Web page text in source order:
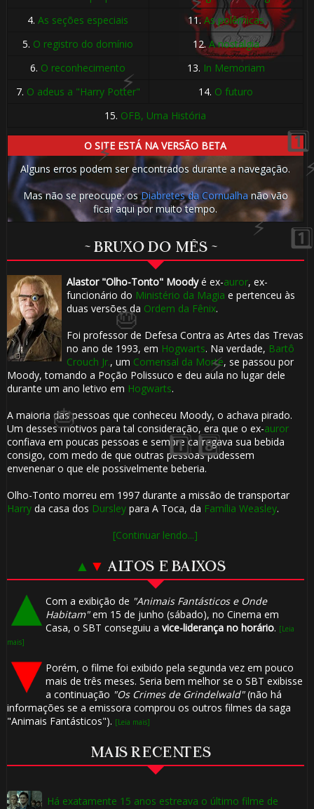
4.As seções especiais 11.As polêmicas
5. O registro do domínio 12.A nostalgia
6. O reconhecimento 13. In Memoriam
7. O adeus a "Harry Potter" 14. O futuro
15. OFB, Uma História
O SITE ESTÁ NA VERSÃO BETA
Alguns erros podem ser encontrados durante a navegação.
Mas não se preocupe: osDiabretes da Cornualha não vão
ficar aqui por muito tempo.
~ BRUXO DO MÊS ~
Alastor "Olho-Tonto" Moodyé ex-auror, ex-
funcionário do Ministério da Magia e pertenceu às
duas versões da Ordem da Fênix.
Foi professor de Defesa Contra as Artes das Trevas
no ano de 1993, em Hogwarts. Na verdade, Bartô
Crouch Jr., um Comensal da Morte, se passou por
Moody, tomando a Poção Polissuco e deu aula no lugar dele
durante um ano letivo em Hogwarts.
A maioria das pessoas que conheceu Moody, o achava pirado.
Um desses motivos para tal consideração, era que o ex-auror
confiava em poucas pessoas e sempre carregava sua bebida
consigo, com medo de que outras pessoas pudessem
envenenar o que ele possivelmente beberia.
Olho-Tonto morreu em 1997 durante a missão de transportar
Harryda casa dos Dursleypara A Toca, da Família Weasley.
[Continuar lendo...]
▲ ▼ ALTOS E BAIXOS
Com a exibição de "Animais Fantásticos e Onde
Habitam"em 15 de junho (sábado), no Cinema em
Casa, o SBT conseguiu a vice-liderança no horário. [Leia
mais]
Porém, o filme foi exibido pela segunda vez em pouco
mais de três meses. Seria bem melhor se o SBT exibisse
a continuação "Os Crimes de Grindelwald"(não há
informações se a emissora comprou os outros filmes da saga
"Animais Fantásticos"). [Leia mais]
MAIS RECENTES
Há exatamente 15 anos estreava o último filme de